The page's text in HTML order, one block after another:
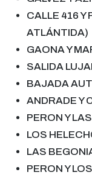
CALLE 416 Y
ATLÁNTIDA)
GAONA Y
SALIDA
BAJADA
ANDRADE Y
PERON Y
LOS
LAS
PERON Y